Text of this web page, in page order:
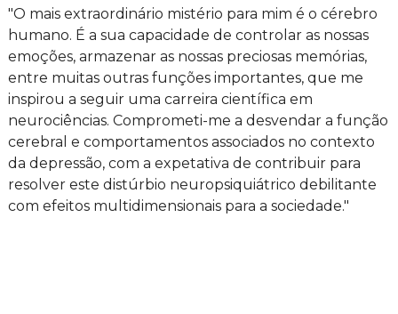
"O mais extraordinário mistério para mim é o cérebro
humano. É a sua capacidade de controlar as nossas
emoções, armazenar as nossas preciosas memórias,
entre muitas outras funções importantes, que me
inspirou a seguir uma carreira científica em
neurociências. Comprometi-me a desvendar a função
cerebral e comportamentos associados no contexto
da depressão, com a expetativa de contribuir para
resolver este distúrbio neuropsiquiátrico debilitante
com efeitos multidimensionais para a sociedade."